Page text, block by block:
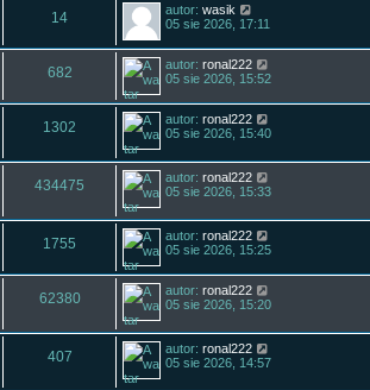
14 autor: wasik
05 sie 2026, 17:11
682 autor: ronal222
05 sie 2026, 15:52
1302 autor: ronal222
05 sie 2026, 15:40
434475 autor: ronal222
05 sie 2026, 15:33
1755 autor: ronal222
05 sie 2026, 15:25
62380 autor: ronal222
05 sie 2026, 15:20
407 autor: ronal222
05 sie 2026, 14:57